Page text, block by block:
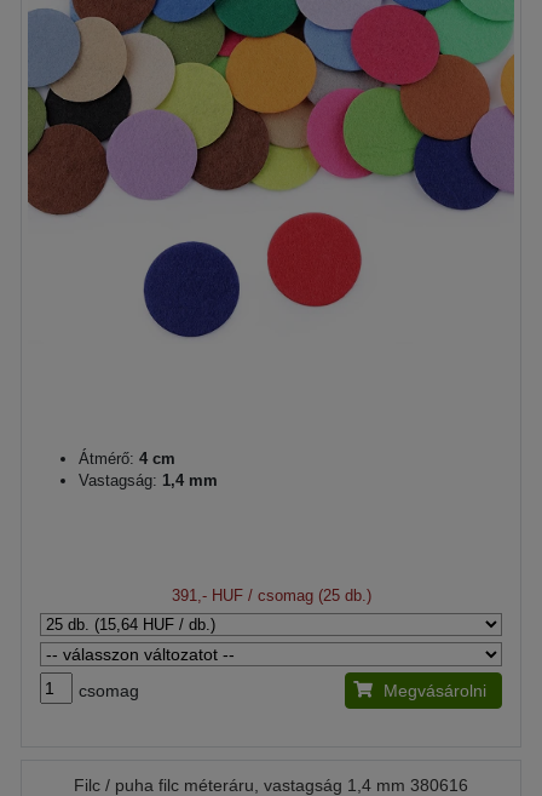
Átmérő: 4 cm
Vastagság: 1,4 mm
391,- HUF/ csomag (25 db.)
csomag Megvásárolni
Filc / puha filc méteráru, vastagság 1,4 mm 380616